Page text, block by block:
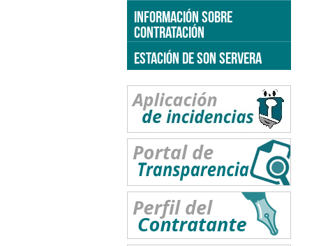
INFORMACIÓN SOBRE
CONTRATACIÓN
ESTACIÓN DE SON SERVERA